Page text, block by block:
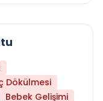
Dökülmesi
Bebek Gelişimi